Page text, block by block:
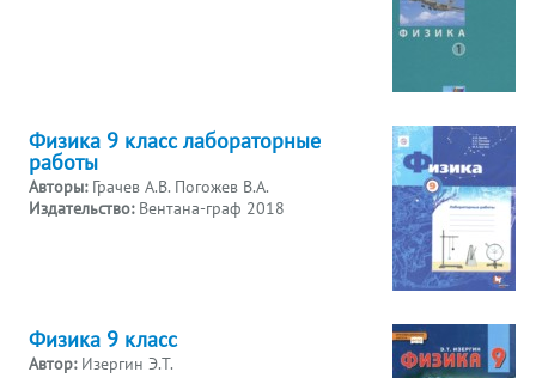
Физика 9 класс лабораторные
работы
Авторы: Грачев А.В. Погожев В.А.
Издательство: Вентана-граф 2018
Физика 9 класс
Автор: Изергин Э.Т.